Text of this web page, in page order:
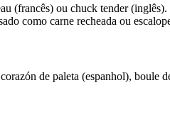
(francês) ou chuck tender (inglês).
como carne recheada ou
de paleta (espanhol), boule